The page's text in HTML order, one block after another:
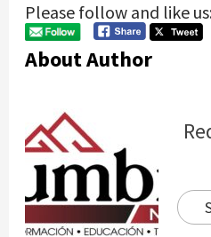
Please follow and like
About Author